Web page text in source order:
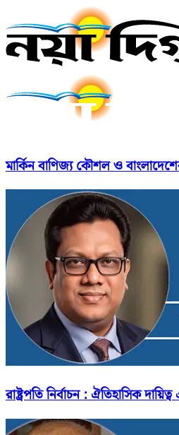
মার্কিন বাণিজ্য কৌশল ও বাংলাদেশের
রাষ্ট্রপতি নির্বাচন : ঐতিহাসিক